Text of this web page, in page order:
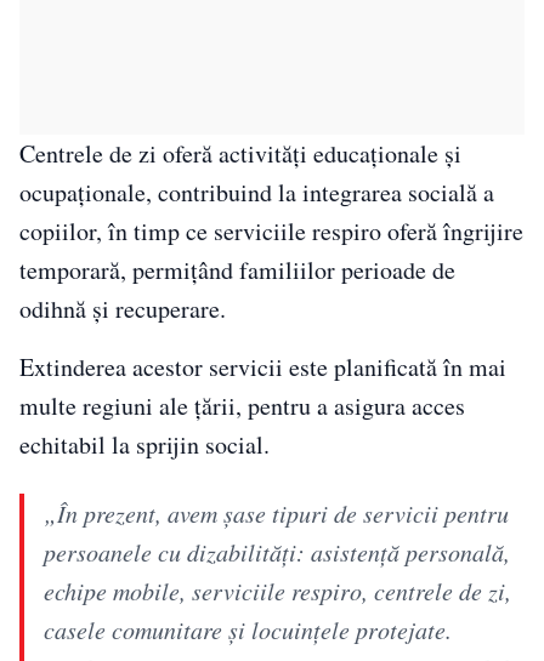
Centrele de zi oferă activități educaționale și
ocupaționale, contribuind la integrarea socială a
copiilor, în timp ce serviciile respiro oferă îngrijire
temporară, permițând familiilor perioade de
odihnă și recuperare.
Extinderea acestor servicii este planificată în mai
multe regiuni ale țării, pentru a asigura acces
echitabil la sprijin social.
„În prezent, avem șase tipuri de servicii pentru
persoanele cu dizabilități: asistență personală,
echipe mobile, serviciile respiro, centrele de zi,
casele comunitare și locuințele protejate.